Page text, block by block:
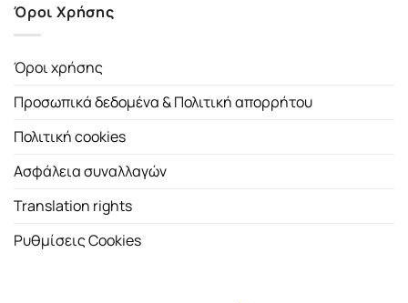
Όροι Χρήσης
Όροι χρήσης
Προσωπικά δεδομένα & Πολιτική απορρήτου
Πολιτική cookies
Ασφάλεια συναλλαγών
Translation rights
Ρυθμίσεις Cookies